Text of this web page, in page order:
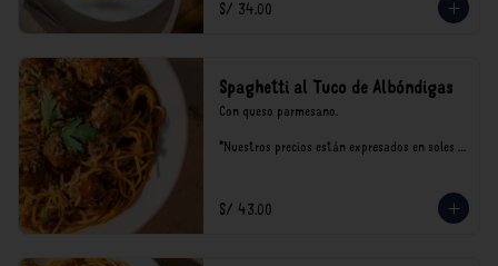
S/ 34.00
Spaghetti al Tuco de Albóndigas
Con queso parmesano.
*Nuestros precios están expresados en soles e
S/ 43.00